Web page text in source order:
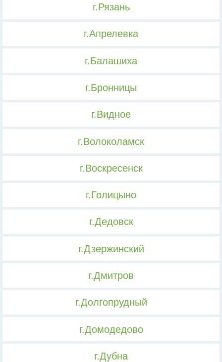
г.Рязань
г.Апрелевка
г.Балашиха
г.Бронницы
г.Видное
г.Волоколамск
г.Воскресенск
г.Голицыно
г.Дедовск
г.Дзержинский
г.Дмитров
г.Долгопрудный
г.Домодедово
г.Дубна